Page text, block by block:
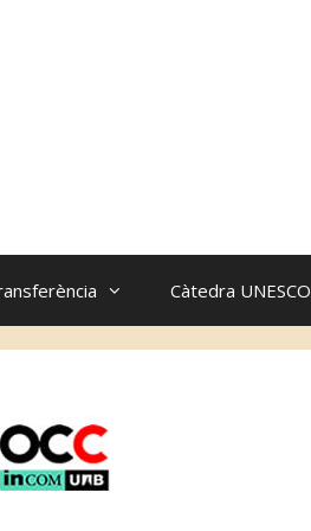
Càtedra UNESCO